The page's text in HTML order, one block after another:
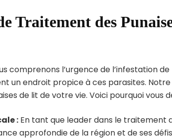
Traitement des
comprenons l’urgence de l’infestation
un endroit propice à ces parasites.
de lit de votre vie. Voici pourquoi vous
: En tant que leader dans le traitement
approfondie de la région et de ses